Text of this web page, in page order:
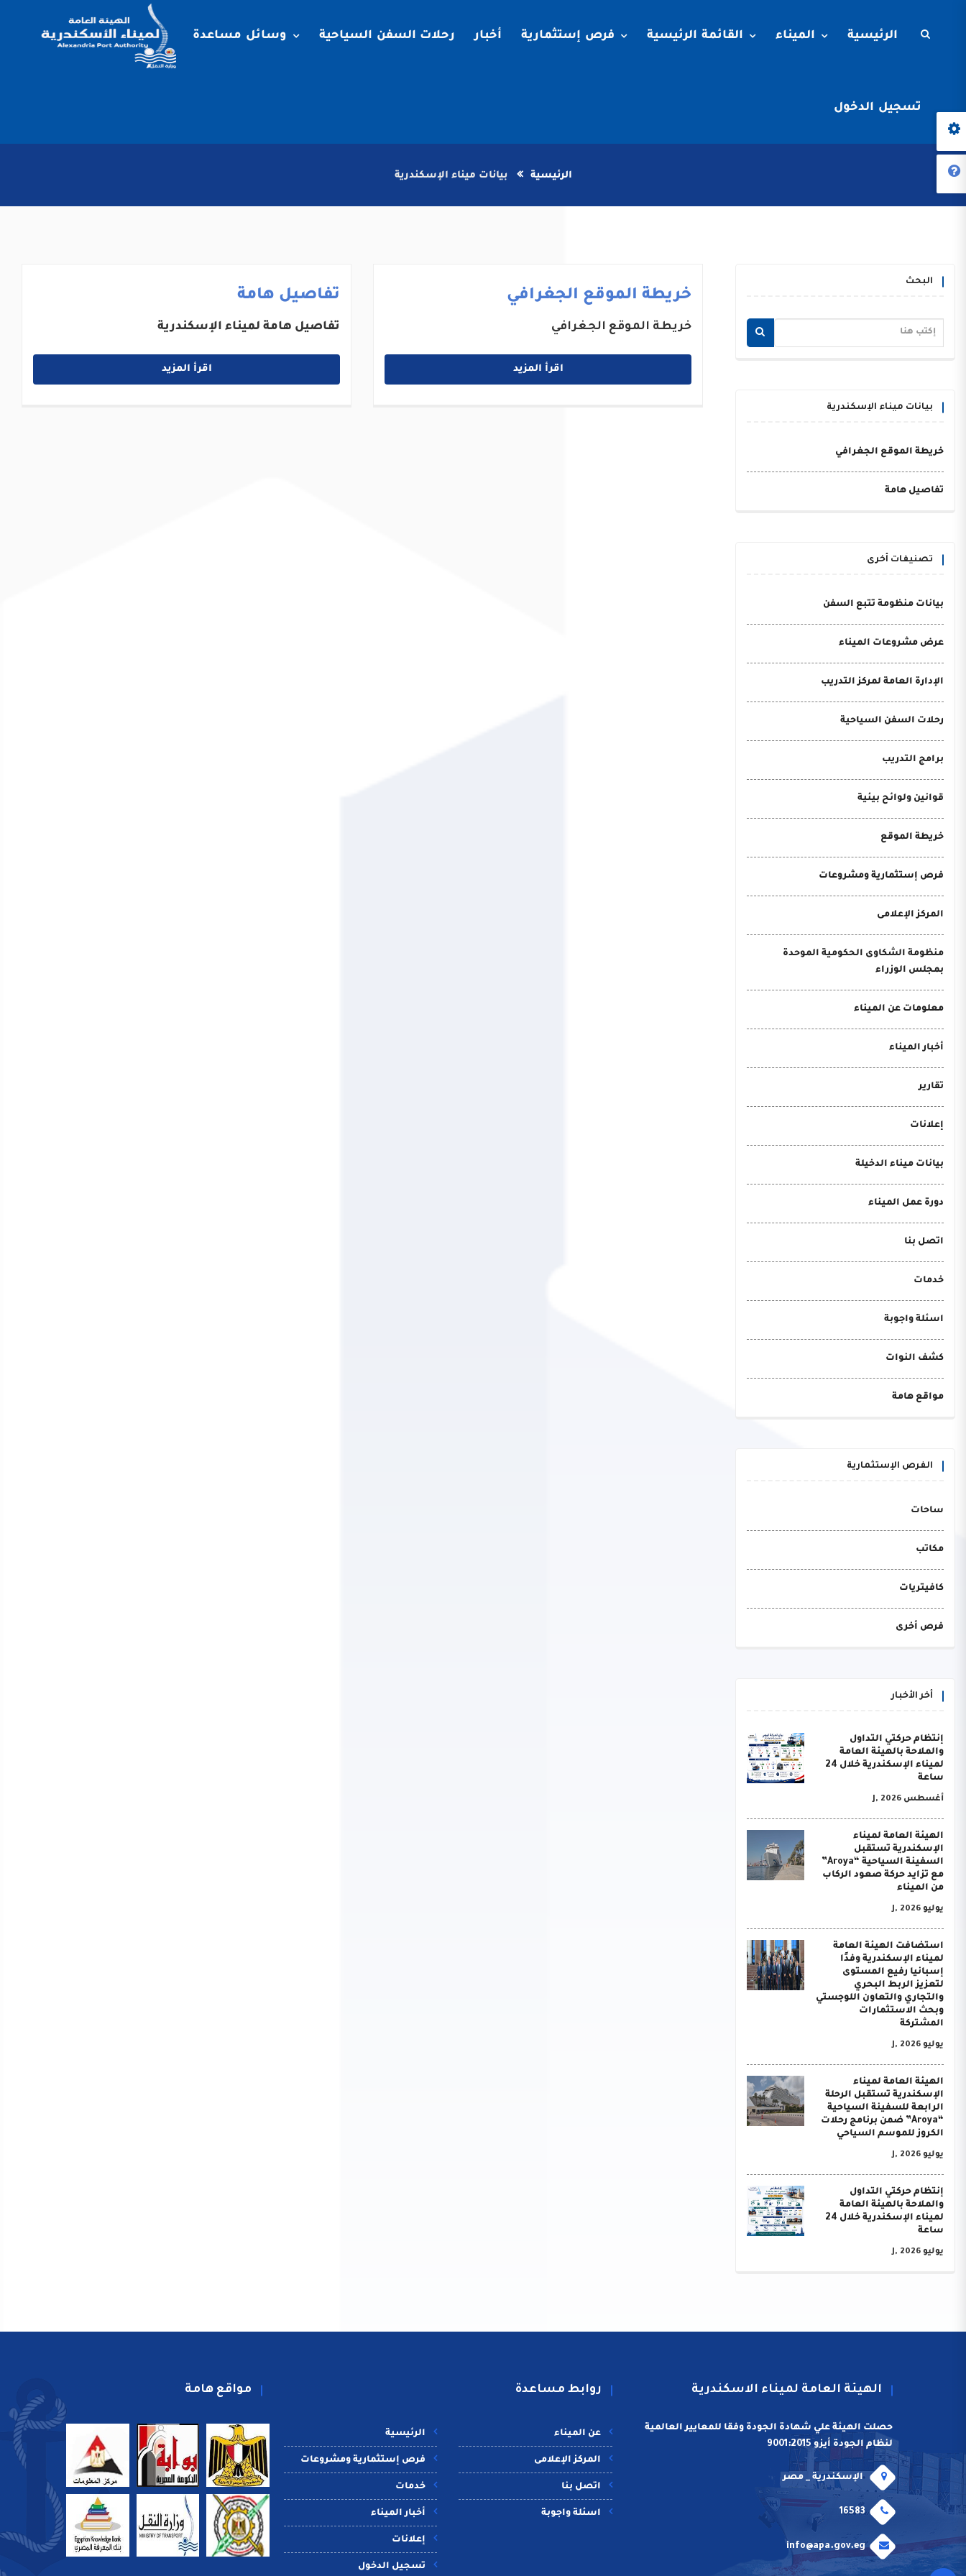
الرئيسية الميناء القائمة الرئيسية فرص إستثمارية أخبار رحلات السفن السياحية وسائل مساعدة
تسجيل الدخول
الرئيسية بيانات ميناء الإسكندرية
البحث
بيانات ميناء الإسكندرية
خريطة الموقع الجغرافي
تفاصيل هامة
تصنيفات أخرى
بيانات منظومة تتبع السفن
عرض مشروعات الميناء
الإدارة العامة لمركز التدريب
رحلات السفن السياحية
برامج التدريب
قوانين ولوائح بيئية
خريطة الموقع
فرص إستثمارية ومشروعات
المركز الإعلامى
منظومة الشكاوى الحكومية الموحدة
بمجلس الوزراء
معلومات عن الميناء
أخبار الميناء
تقارير
إعلانات
بيانات ميناء الدخيلة
دورة عمل الميناء
اتصل بنا
خدمات
اسئلة واجوبة
كشف النوات
مواقع هامة
الفرص الإستثمارية
ساحات
مكاتب
كافيتريات
فرص أخرى
أخر الأخبار
إنتظام حركتي التداول
والملاحة بالهيئة العامة
لميناء الإسكندرية خلال 24
ساعة
أغسطس J, 2026
الهيئة العامة لميناء
الإسكندرية تستقبل
السفينة السياحية “Aroya”
مع تزايد حركة صعود الركاب
من الميناء
يوليو J, 2026
استضافت الهيئة العامة
لميناء الإسكندرية وفدًا
إسبانيا رفيع المستوى
لتعزيز الربط البحري
والتجاري والتعاون اللوجستي
وبحث الاستثمارات
المشتركة
يوليو J, 2026
الهيئة العامة لميناء
الإسكندرية تستقبل الرحلة
الرابعة للسفينة السياحية
“Aroya” ضمن برنامج رحلات
الكروز للموسم السياحي
يوليو J, 2026
إنتظام حركتي التداول
والملاحة بالهيئة العامة
لميناء الإسكندرية خلال 24
ساعة
يوليو J, 2026
خريطة الموقع الجغرافي
خريطة الموقع الجغرافي
اقرأ المزيد
تفاصيل هامة
تفاصيل هامة لميناء الإسكندرية
اقرأ المزيد
الهيئة العامة لميناء الاسكندرية
حصلت الهيئة علي شهادة الجودة وفقا للمعايير العالمية
لنظام الجودة أيزو 9001:2015
الإسكندرية _ مصر
16583
info@apa.gov.eg
روابط مساعدة
الرئيسية
فرص إستثمارية ومشروعات
خدمات
أخبار الميناء
إعلانات
تسجيل الدخول
عن الميناء
المركز الإعلامى
اتصل بنا
اسئلة واجوبة
مواقع هامة